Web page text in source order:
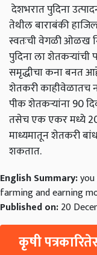
देशभरात पुदिना
तेथील बाराबंकी
स्वतःची वेगळी ओळख
पुदिना ला
समृद्धीचा कना बनत
शेतकरी काहीवेळातच
पीक शेतकऱ्यांना 90
तसेच एक एकर मध्ये 20
माध्यमातून शेतकरी
शकतात.
English Summary:
farming and earning
Published on:20
कृषी